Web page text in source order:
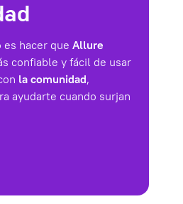
hacer que Allure
confiable y fácil de usar
la comunidad,
ayudarte cuando surjan